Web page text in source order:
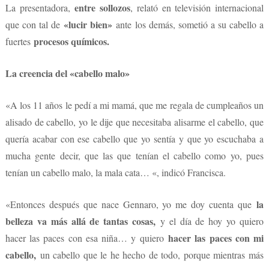
La presentadora, entre sollozos, relató en televisión internacional
que con tal de «lucir bien» ante los demás, sometió a su cabello a
fuertes procesos químicos.
La creencia del «cabello malo»
«A los 11 años le pedí a mi mamá, que me regala de cumpleaños un
alisado de cabello, yo le dije que necesitaba alisarme el cabello, que
quería acabar con ese cabello que yo sentía y que yo escuchaba a
mucha gente decir, que las que tenían el cabello como yo, pues
tenían un cabello malo, la mala cata… «, indicó Francisca.
«Entonces después que nace Gennaro, yo me doy cuenta que la
belleza va más allá de tantas cosas, y el día de hoy yo quiero
hacer las paces con esa niña… y quierohacer las paces con mi
cabello,un cabello que le he hecho de todo, porque mientras más